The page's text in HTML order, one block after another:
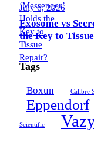
July 6, 2026
Exosome vs
the Key to
Tags
Boxun Calibre
Eppendorf
Scientific